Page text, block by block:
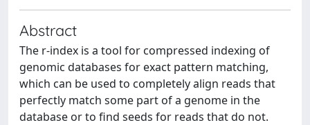
Abstract
The r-index is a tool for compressed indexing of
genomic databases for exact pattern matching,
which can be used to completely align reads that
perfectly match some part of a genome in the
database or to find seeds for reads that do not.